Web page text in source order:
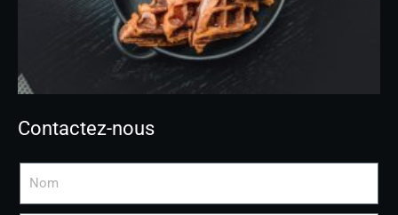
Contactez-nous